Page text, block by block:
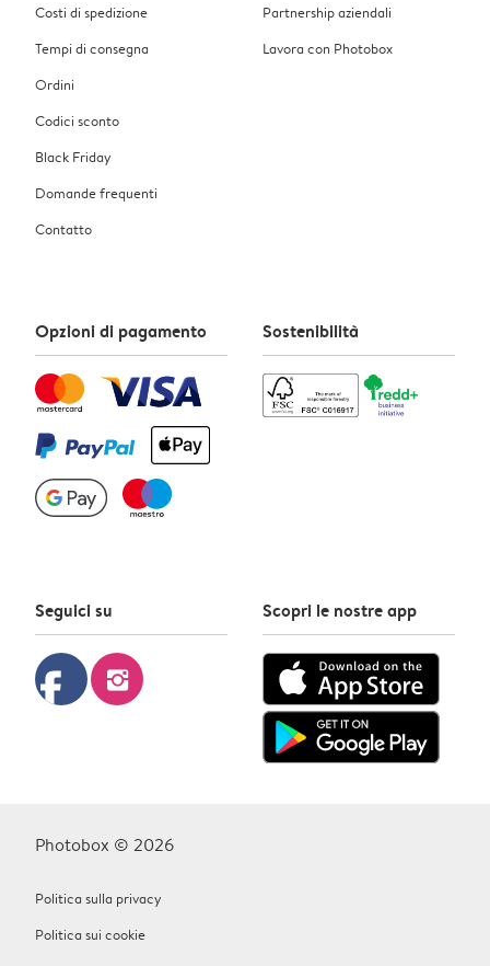
Costi di spedizione
Tempi di consegna
Ordini
Codici sconto
Black Friday
Domande frequenti
Contatto
Partnership aziendali
Lavora con Photobox
Opzioni di pagamento Sostenibilità
Seguici su
facebook instagram
Scopri le nostre app
Photobox © 2026
Politica sulla privacy
Politica sui cookie